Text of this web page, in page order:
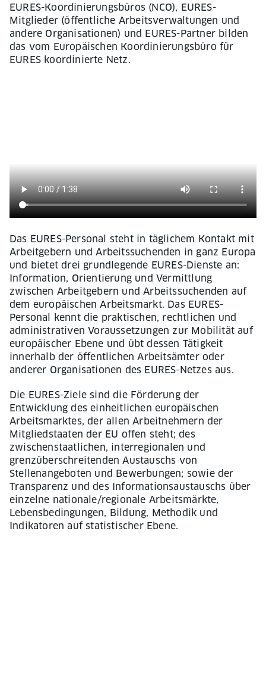
EURES-Koordinierungsbüros (NCO), EURES-
Mitglieder (öffentliche Arbeitsverwaltungen und
andere Organisationen) und EURES-Partner bilden
das vom Europäischen Koordinierungsbüro für
EURES koordinierte Netz.
Das EURES-Personal steht in täglichem Kontakt mit
Arbeitgebern und Arbeitssuchenden in ganz Europa
und bietet drei grundlegende EURES-Dienste an:
Information, Orientierung und Vermittlung
zwischen Arbeitgebern und Arbeitssuchenden auf
dem europäischen Arbeitsmarkt. Das EURES-
Personal kennt die praktischen, rechtlichen und
administrativen Voraussetzungen zur Mobilität auf
europäischer Ebene und übt dessen Tätigkeit
innerhalb der öffentlichen Arbeitsämter oder
anderer Organisationen des EURES-Netzes aus.
Die EURES-Ziele sind die Förderung der
Entwicklung des einheitlichen europäischen
Arbeitsmarktes, der allen Arbeitnehmern der
Mitgliedstaaten der EU offen steht; des
zwischenstaatlichen, interregionalen und
grenzüberschreitenden Austauschs von
Stellenangeboten und Bewerbungen; sowie der
Transparenz und des Informationsaustauschs über
einzelne nationale/regionale Arbeitsmärkte,
Lebensbedingungen, Bildung, Methodik und
Indikatoren auf statistischer Ebene.